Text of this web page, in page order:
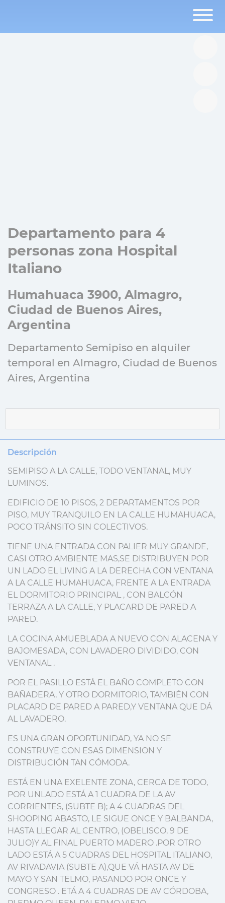
Departamento para 4
personas zona Hospital
Italiano
Humahuaca 3900, Almagro,
Ciudad de Buenos Aires,
Argentina
Departamento Semipiso en alquiler
temporal en Almagro, Ciudad de Buenos
Aires, Argentina
Descripción
SEMIPISO A LA CALLE, TODO VENTANAL, MUY
LUMINOS.
EDIFICIO DE 10 PISOS, 2 DEPARTAMENTOS POR
PISO, MUY TRANQUILO EN LA CALLE HUMAHUACA,
POCO TRÁNSITO SIN COLECTIVOS.
TIENE UNA ENTRADA CON PALIER MUY GRANDE,
CASI OTRO AMBIENTE MAS,SE DISTRIBUYEN POR
UN LADO EL LIVING A LA DERECHA CON VENTANA
A LA CALLE HUMAHUACA, FRENTE A LA ENTRADA
EL DORMITORIO PRINCIPAL , CON BALCÓN
TERRAZA A LA CALLE, Y PLACARD DE PARED A
PARED.
LA COCINA AMUEBLADA A NUEVO CON ALACENA Y
BAJOMESADA, CON LAVADERO DIVIDIDO, CON
VENTANAL .
POR EL PASILLO ESTÁ EL BAÑO COMPLETO CON
BAÑADERA, Y OTRO DORMITORIO, TAMBIÉN CON
PLACARD DE PARED A PARED,Y VENTANA QUE DÁ
AL LAVADERO.
ES UNA GRAN OPORTUNIDAD, YA NO SE
CONSTRUYE CON ESAS DIMENSION Y
DISTRIBUCIÓN TAN CÓMODA.
ESTÁ EN UNA EXELENTE ZONA, CERCA DE TODO,
POR UNLADO ESTÁ A 1 CUADRA DE LA AV
CORRIENTES, (SUBTE B); A 4 CUADRAS DEL
SHOOPING ABASTO, LE SIGUE ONCE Y BALBANDA,
HASTA LLEGAR AL CENTRO, (OBELISCO, 9 DE
JULIO)Y AL FINAL PUERTO MADERO .POR OTRO
LADO ESTÁ A 5 CUADRAS DEL HOSPITAL ITALIANO,
AV RIVADAVIA (SUBTE A),QUE VÁ HASTA AV DE
MAYO Y SAN TELMO, PASANDO POR ONCE Y
CONGRESO . ETÁ A 4 CUADRAS DE AV CÓRDOBA,